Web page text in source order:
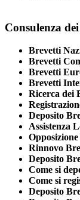
Consulenza
Brevetti
Brevetti
Brevetti
Brevetti
Ricerca dei
Deposito
Assistenza
Rinnovo
Deposito
Come si
Come si
Deposito